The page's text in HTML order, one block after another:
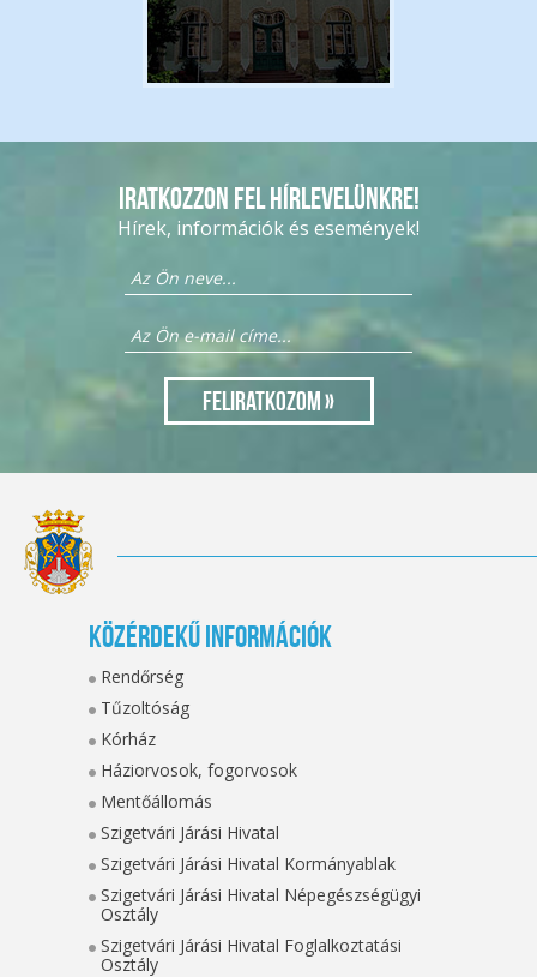
Iratkozzon fel hírlevelünkre!
Hírek, információk és események!
Közérdekű információk
Rendőrség
Tűzoltóság
Kórház
Háziorvosok, fogorvosok
Mentőállomás
Szigetvári Járási Hivatal
Szigetvári Járási Hivatal Kormányablak
Szigetvári Járási Hivatal Népegészségügyi
Osztály
Szigetvári Járási Hivatal Foglalkoztatási
Osztály